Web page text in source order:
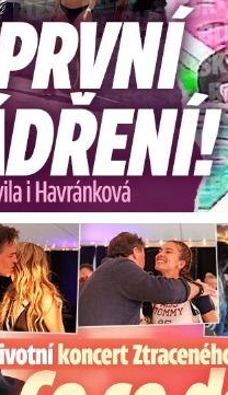
hrdiny, kterým budete fandit,
tady se dobro a zlo dávno
k černobílosti ze všech nejdál.
Karolína „Asano“ Kufová
nejsou jen
součást tvoří
Kufové, které v
příjemný
v uchopení
Výtvarnice
vykreslení
kresby , které jsou
na Letné: Jágr přišel s